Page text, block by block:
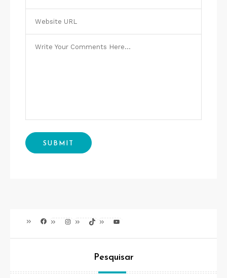
FacebookInstagramTikTok Youtube
Pesquisar